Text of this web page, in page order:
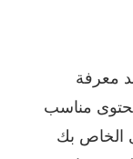
معرفة
مناسب
الخاص بك